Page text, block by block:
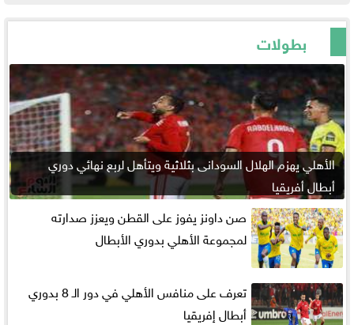
بطولات
الأهلي يهزم الهلال السودانى بثلاثية ويتأهل لربع نهائي دوري
أبطال أفريقيا
صن داونز يفوز على القطن ويعزز صدارته
لمجموعة الأهلي بدوري الأبطال
تعرف على منافس الأهلي في دور الـ 8 بدوري
أبطال إفريقيا